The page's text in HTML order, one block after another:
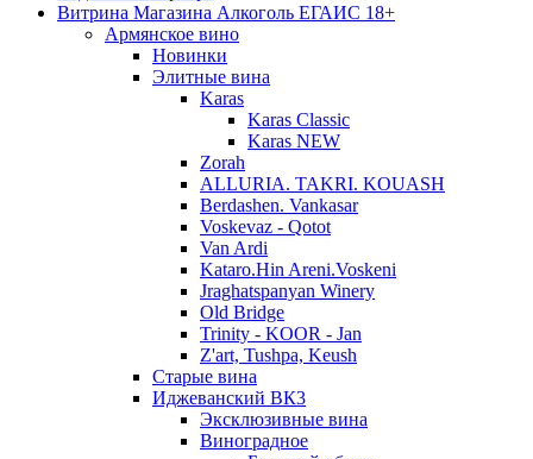
Витрина Магазина Алкоголь ЕГАИС 18+
Армянское вино
Новинки
Элитные вина
Karas
Karas Classic
Karas NEW
Zorah
ALLURIA. TAKRI. KOUASH
Berdashen. Vankasar
Voskevaz - Qotot
Van Ardi
Kataro.Hin Areni.Voskeni
Jraghatspanyan Winery
Old Bridge
Trinity - KOOR - Jan
Z'art, Tushpa, Keush
Старые вина
Иджеванский ВК3
Эксклюзивные вина
Виноградное